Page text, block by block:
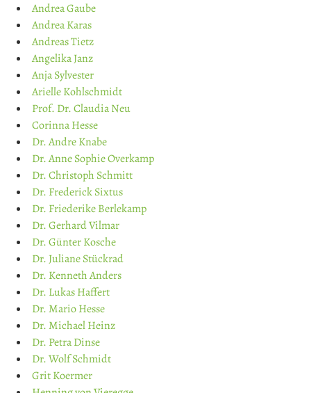
Andrea Gaube
Andrea Karas
Andreas Tietz
Angelika Janz
Anja Sylvester
Arielle Kohlschmidt
Prof. Dr. Claudia Neu
Corinna Hesse
Dr. Andre Knabe
Dr. Anne Sophie Overkamp
Dr. Christoph Schmitt
Dr. Frederick Sixtus
Dr. Friederike Berlekamp
Dr. Gerhard Vilmar
Dr. Günter Kosche
Dr. Juliane Stückrad
Dr. Kenneth Anders
Dr. Lukas Haffert
Dr. Mario Hesse
Dr. Michael Heinz
Dr. Petra Dinse
Dr. Wolf Schmidt
Grit Koermer